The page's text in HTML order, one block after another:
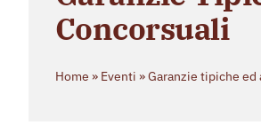
Concorsuali
Home » Eventi »Garanzie tipiche